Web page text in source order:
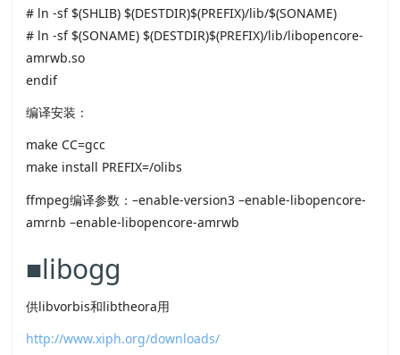
# ln -sf $(SHLIB) $(DESTDIR)$(PREFIX)/lib/$(SONAME)
# ln -sf $(SONAME) $(DESTDIR)$(PREFIX)/lib/libopencore-
amrwb.so
endif
编译安装：
make CC=gcc
make install PREFIX=/olibs
ffmpeg编译参数：–enable-version3 –enable-libopencore-
amrnb –enable-libopencore-amrwb
■libogg
供libvorbis和libtheora用
http://www.xiph.org/downloads/